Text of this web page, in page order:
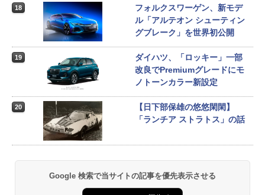
18
フォルクスワーゲン、新モデ
ル「アルテオン シューティン
グブレーク」を世界初公開
19
ダイハツ、「ロッキー」一部
改良でPremiumグレードにモ
ノトーンカラー新設定
20
【日下部保雄の悠悠閑閑】
「ランチア ストラトス」の話
Google 検索で当サイトの記事を優先表示させる